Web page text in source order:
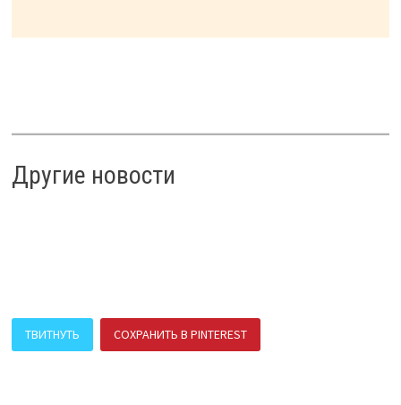
Другие новости
ТВИТНУТЬ СОХРАНИТЬ В PINTEREST